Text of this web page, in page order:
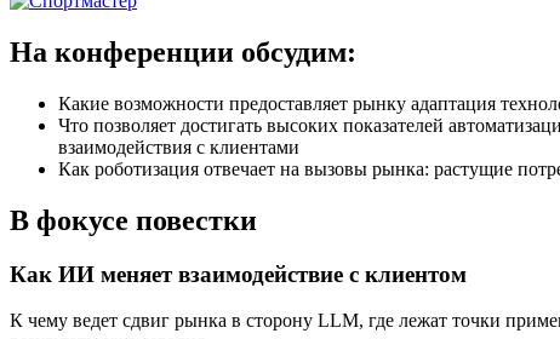
На конференции обсудим:
Какие возможности предоставляет рынку адаптация
Что позволяет достигать высоких показателей
взаимодействия с клиентами
Как роботизация отвечает на вызовы рынка: растущие
В фокусе повестки
Как ИИ меняет взаимодействие с клиентом
К чему ведет сдвиг рынка в сторону LLM, где лежат точки